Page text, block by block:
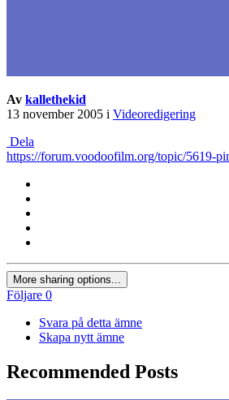
Av kallethekid
13 november 2005 i Videoredigering
Dela
https://forum.voodoofilm.org/topic/5619-
More sharing options...
Följare 0
Svara på detta ämne
Skapa nytt ämne
Recommended Posts